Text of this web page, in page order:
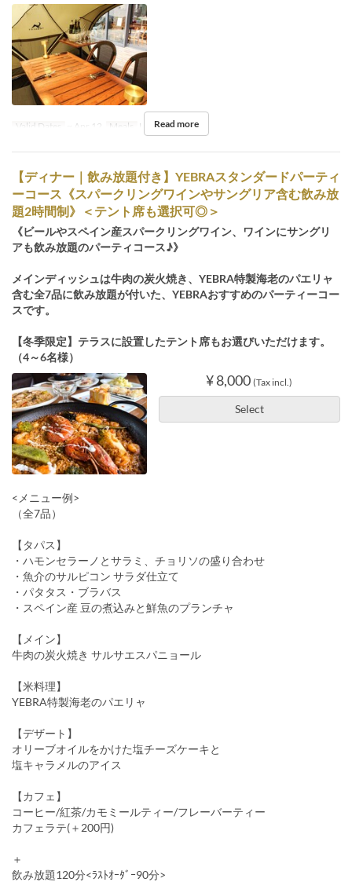
Valid Dates ~ Apr 12 Meals Lunch, Dinner
Read more
【ディナー｜飲み放題付き】YEBRAスタンダードパーティ
ーコース《スパークリングワインやサングリア含む飲み放
題2時間制》＜テント席も選択可◎＞
《ビールやスペイン産スパークリングワイン、ワインにサングリ
アも飲み放題のパーティコース♪》
メインディッシュは牛肉の炭火焼き、YEBRA特製海老のパエリャ
含む全7品に飲み放題が付いた、YEBRAおすすめのパーティーコー
スです。
【冬季限定】テラスに設置したテント席もお選びいただけます。
（4～6名様）
¥ 8,000 (Tax incl.)
Select
<メニュー例>
（全7品）
【タパス】
・ハモンセラーノとサラミ、チョリソの盛り合わせ
・魚介のサルピコン サラダ仕立て
・パタタス・ブラバス
・スペイン産 豆の煮込みと鮮魚のプランチャ
【メイン】
牛肉の炭火焼き サルサエスパニョール
【米料理】
YEBRA特製海老のパエリャ
【デザート】
オリーブオイルをかけた塩チーズケーキと
塩キャラメルのアイス
【カフェ】
コーヒー/紅茶/カモミールティー/フレーバーティー
カフェラテ(＋200円)
＋
飲み放題120分<ﾗｽﾄｵｰﾀﾞｰ90分>